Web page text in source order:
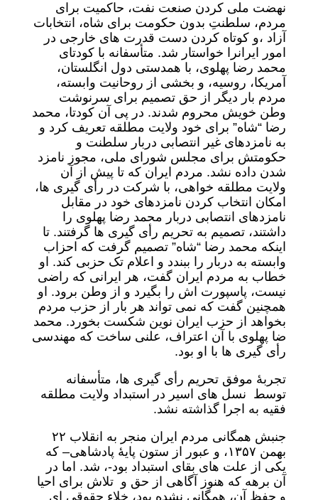
نهضت ملی کردن صنعت نفت، حاکمیت برای
مردم، سلطنتِ بدون حکومت برای شاه، انتخابات
آزاد ،و کوتاه کردن دست قدرت های خارجی در
امور ایرانرا خواستار شد. متأسفانه با کودتای
محمد رضا پهلوی، با همدستی دول انگلستان،
آمریکا، روسیه، و بخشی از روحانیت وابسته،
مردم بار دیگر از حق تصمیم برای سرنوشت
وطن خویش محروم شدند. در پی آن کودتا، محمد
رضا “شاه” برای خود ولایت مطلقه تعریف کرد و
به نامزدهای غیر انتصابی دربار سلطنت و
حکومتش برای مجلس شورای ملی، مجوز نامزد
شدن داده نشد. مردم ایران که تا پیش از آن
ولایت مطلقه خواهی، با شرکت در رأی گیری ها،
امکان انتخاب کردن نامزدهای خود در مقابل
نامزدهای انتصابی دربار محمد رضا پهلوی را
داشتند، تصمیم به تحریم رأی گیری ها گرفتند. تا
اینکه محمد رضا “شاه” تصمیم گرفت که احزاب
وابسته به دربار را ببندد و اعلام تک حزبی کند. او
خطاب به مردم ایران گفت، هر ایرانی که راضی
نیست، پاسپورت اش را بگیرد و از وطن برود. او
همچنین گفت که نمی تواند هر بار از حزب مردم
بخواهد از حزب ایران نوین شکست بخورد. محمد
ضا پهلوی با آن اعتراف، علنی ساخت که مهندسی
رأی گیری ها با او بود.
تجربۀ موفق تحریم رأی گیری ها، متأسفانه
توسط نسل های اسیر در استبداد ولایت مطلقه
فقیه به اجرا گذاشته نشد.
جنبش همگانی مردم ایران منجر به انقلاب ٢٢
بهمن ١٣۵۷، و عبور از ستون پایۀ پادشاهی– که
یکی از علت های بقای استبداد بود-، شد. اما در
آن برهه که هنوز آگاهی از حق و تلاش برای احیا
و حفظ آن، همگانی نشده بود، خلاء حقوقی ای